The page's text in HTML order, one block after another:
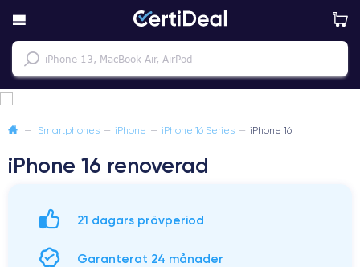
— Smartphones — iPhone — iPhone 16 Series — iPhone 16
iPhone 16 renoverad
21 dagars prövperiod
Garanterat 24 månader